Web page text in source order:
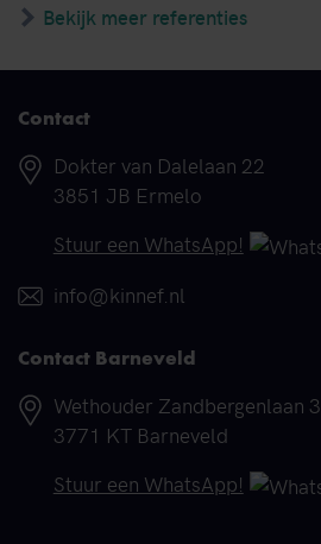
Bekijk meer referenties
Contact
Adres
Dokter van Dalelaan 22
3851 JB Ermelo
Telefoonnummer
Stuur een WhatsApp!
E-mail
info@kinnef.nl
Contact Barneveld
Adres
Wethouder Zandbergenlaan 3
3771 KT Barneveld
Telefoonnummer
Stuur een WhatsApp!